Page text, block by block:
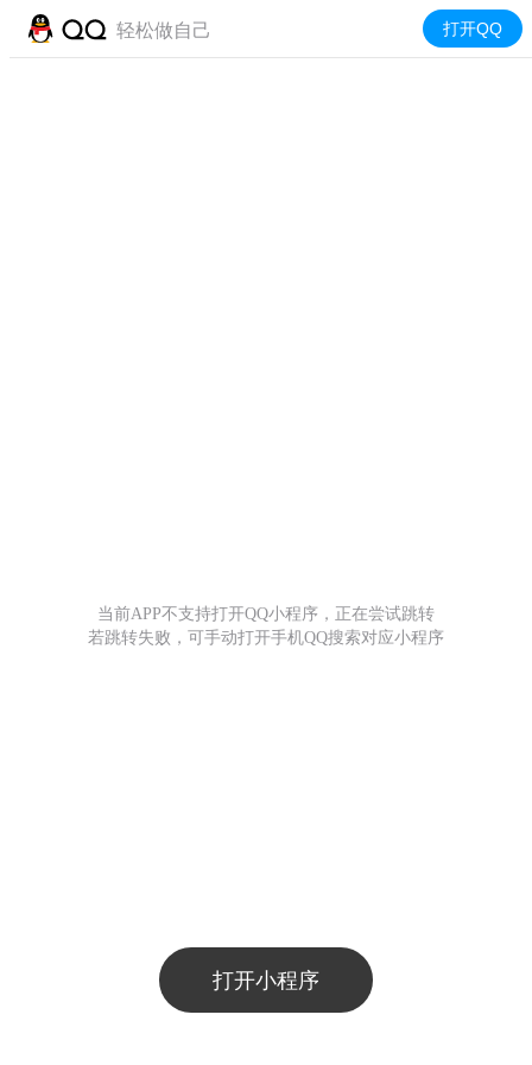
当前APP不支持打开QQ小程序，正在尝试跳转
若跳转失败，可手动打开手机QQ搜索对应小程序
打开小程序